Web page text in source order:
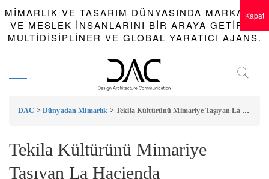
MIMARLIK VE TASARIM DÜNYASINDA MARKALAR
VE MESLEK INSANLARINI BIR ARAYA GETIREN
MULTIDISIPLINER VE GLOBAL YARATICI AJANS.
DAC > Dünyadan Mimarlık > Tekila Kültürünü Mimariye Taşıyan La Hacienda
Tekila Kültürünü Mimariye
Taşıyan La Hacienda
Kapat